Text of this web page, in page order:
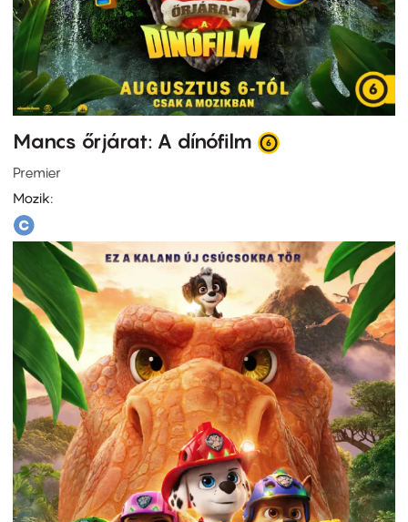
Mancs őrjárat: A dínófilm
Premier
Mozik: